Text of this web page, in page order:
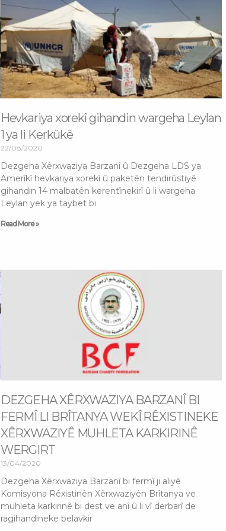
Hevkariya xorekî gihandin wargeha Leylan
1 ya li Kerkûkê
22/08/2020
Dezgeha Xêrxwaziya Barzanî û Dezgeha LDS ya
Amerîkî hevkariya xorekî û paketên tendirûstiyê
gihandin 14 malbatên kerentînekirî û li wargeha
Leylan yek ya taybet bi
Read More »
DEZGEHA XÊRXWAZIYA BARZANÎ BI
FERMÎ LI BRÎTANYA WEKÎ RÊXISTINEKE
XÊRXWAZIYÊ MUHLETA KARKIRINÊ
WERGIRT
13/04/2020
Dezgeha Xêrxwaziya Barzanî bi fermî ji aliyê
Komîsyona Rêxistinên Xêrxwaziyên Brîtanya ve
muhleta karkirinê bi dest ve anî û li vî derbarî de
ragihandineke belavkir